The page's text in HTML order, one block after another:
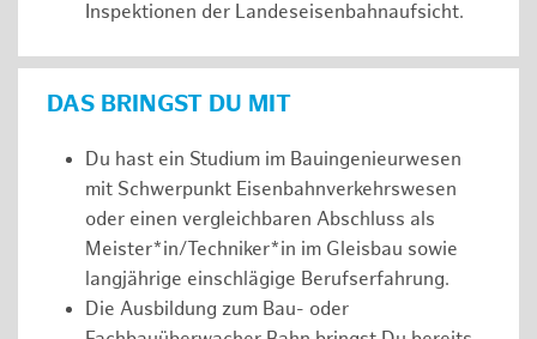
Inspektionen der Landeseisenbahnaufsicht.
DAS BRINGST DU MIT
Du hast ein Studium im Bauingenieurwesen
mit Schwerpunkt Eisenbahnverkehrswesen
oder einen vergleichbaren Abschluss als
Meister*in/Techniker*in im Gleisbau sowie
langjährige einschlägige Berufserfahrung.
Die Ausbildung zum Bau- oder